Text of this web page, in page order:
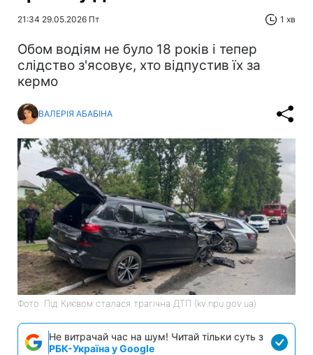
21:34 29.05.2026 Пт 1 хв
Обом водіям не було 18 років і тепер
слідство з'ясовує, хто відпустив їх за
кермо
ВАЛЕРІЯ АБАБІНА
Фото: Під Києвом сталася трагічна ДТП (kv.npu.gov.ua)
Не витрачай час на шум! Читай тільки суть з
РБК-Україна у Google